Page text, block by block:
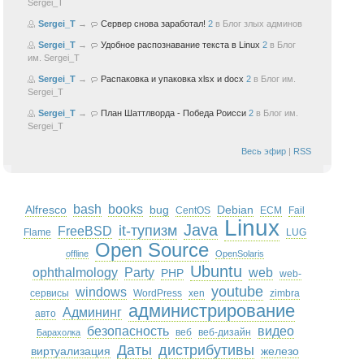
Sergei_T
Sergei_T→ Сервер снова заработал! 2в Блог злых админов
Sergei_T→ Удобное распознавание текста в Linux 2в Блог
им. Sergei_T
Sergei_T→ Распаковка и упаковка xlsx и docx 2в Блог им.
Sergei_T
Sergei_T→ План Шаттлворда - Победа Роисси 2в Блог им.
Sergei_T
Весь эфир| RSS
Alfresco bash books bug CentOS Debian ECM
Fail
Flame
FreeBSD it-тупизм Java Linux LUG
offline Open Source OpenSolaris
ophthalmology Party PHP Ubuntu web web-
сервисы
windows WordPress xen youtube zimbra
авто Админинг администрирование
Барахолка безопасность веб веб-дизайн видео
виртуализация Даты дистрибутивы железо